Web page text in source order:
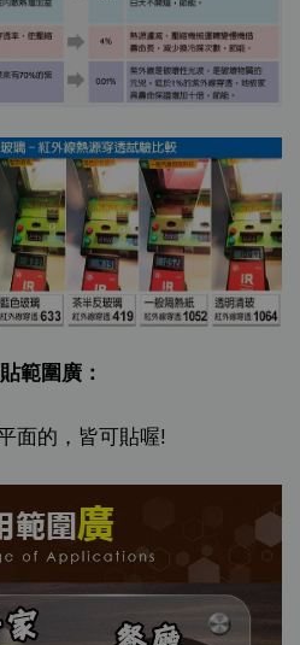
範圍廣：
面的，皆可貼喔!